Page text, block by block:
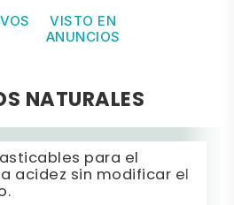
VISTO EN
ANUNCIOS
NATURALES
para el
acidez sin modificar el